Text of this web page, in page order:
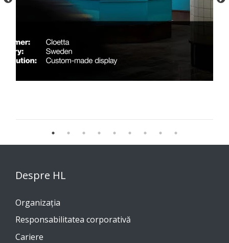
Despre HL
Organizația
Responsabilitatea corporativă
Cariere